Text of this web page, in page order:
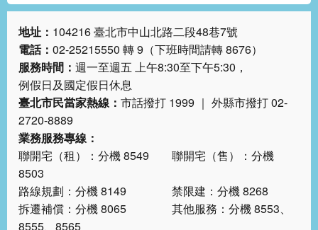
地址： 104216 臺北市中山北路二段48巷7號
電話： 02-25215550 轉 9（下班時間請轉 8676）
服務時間： 週一至週五 上午8:30至下午5:30，
例假日及國定假日休息
臺北市民當家熱線： 市話撥打 1999 ｜ 外縣市撥打 02-
2720-8889
業務服務專線：
聯開宅（租）：分機 8549 聯開宅（售）：分機
8503
路線規劃：分機 8149 禁限建：分機 8268
拆遷補償：分機 8065 其他服務：分機 8553、
8555、8565